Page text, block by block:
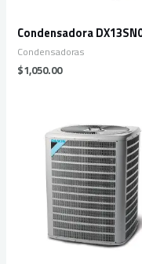
Condensadora
Condensadoras
$1,050.00